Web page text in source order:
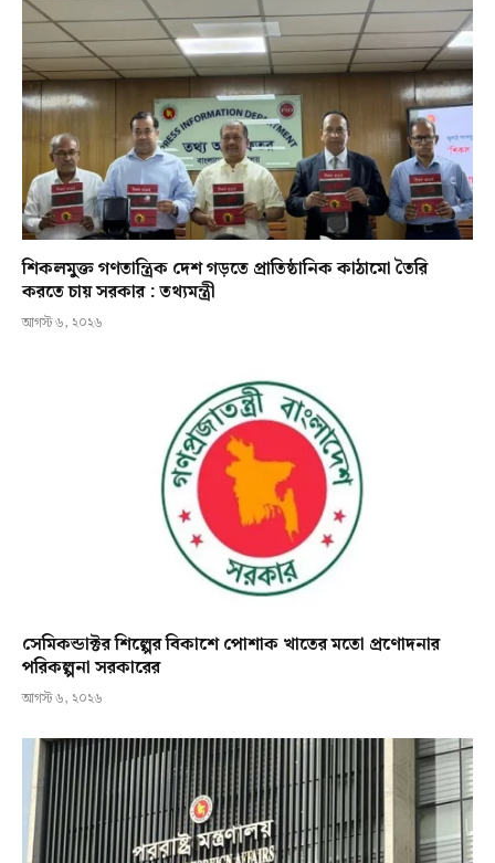
শিকলমুক্ত গণতান্ত্রিক দেশ গড়তে প্রাতিষ্ঠানিক কাঠামো তৈরি
করতে চায় সরকার : তথ্যমন্ত্রী
আগস্ট ৬, ২০২৬
সেমিকন্ডাক্টর শিল্পের বিকাশে পোশাক খাতের মতো প্রণোদনার
পরিকল্পনা সরকারের
আগস্ট ৬, ২০২৬